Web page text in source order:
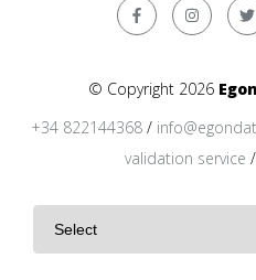
© Copyright 2026 Egon
+34 822144368 /
validation service